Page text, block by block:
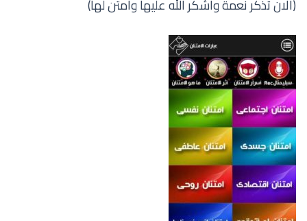
(الان تذكر نعمة واشكر الله عليها وامتن لها)